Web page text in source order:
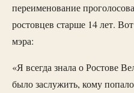
переименование
ростовцев старше 14 лет. Вот
мэра:
«Я всегда знала о Ростове
было заслужить, кому